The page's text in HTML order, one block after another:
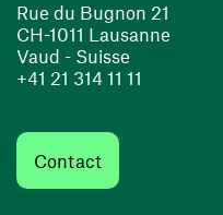
Rue du Bugnon 21
CH-1011 Lausanne
Vaud - Suisse
+41 21 314 11 11
Contact